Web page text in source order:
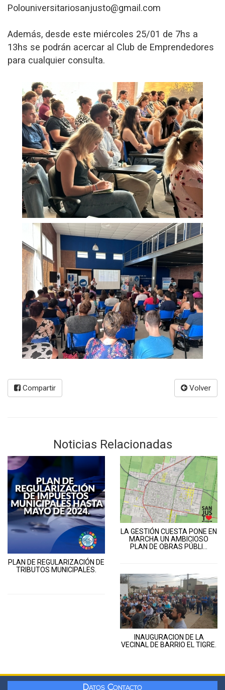
Polouniversitariosanjusto@gmail.com
Además, desde este miércoles 25/01 de 7hs a
13hs se podrán acercar al Club de Emprendedores
para cualquier consulta.
Compartir Volver
Noticias Relacionadas
PLAN DE REGULARIZACIÓN DE
TRIBUTOS MUNICIPALES.
LA GESTIÓN CUESTA PONE EN
MARCHA UN AMBICIOSO
PLAN DE OBRAS PÚBLI...
INAUGURACION DE LA
VECINAL DE BARRIO EL TIGRE.
Datos Contacto